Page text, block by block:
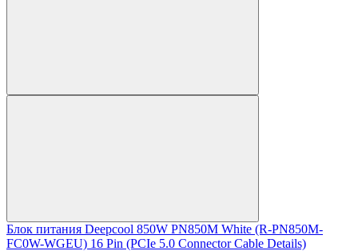
Блок питания Deepcool 850W PN850M White (R-PN850M-
FC0W-WGEU) 16 Pin (PCIe 5.0 Connector Cable Details)